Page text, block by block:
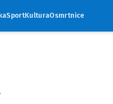
SportKulturaOsmrtnice